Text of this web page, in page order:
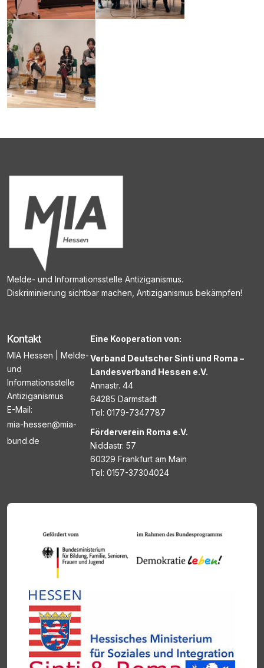
Melde- und Informationsstelle Antiziganismus.
Diskriminierung sichtbar machen, Antiziganismus bekämpfen!
Kontakt
MIA Hessen | Melde-
und
Informationsstelle
Antiziganismus
E-Mail:
mia-hessen@mia-
bund.de
Eine Kooperation von:
Verband Deutscher Sinti und Roma –
Landesverband Hessen e.V.
Annastr. 44
64285 Darmstadt
Tel: 0179-7347787
Förderverein Roma e.V.
Niddastr. 57
60329 Frankfurt am Main
Tel: 0157-37304024